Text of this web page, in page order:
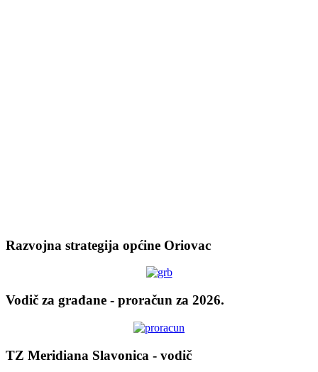
Razvojna strategija općine Oriovac
Vodič za građane - proračun za 2026.
TZ Meridiana Slavonica - vodič